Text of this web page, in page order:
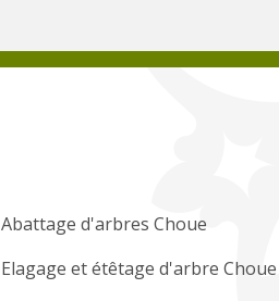
Abattage d'arbres Choue
Elagage et étêtage d'arbre Choue